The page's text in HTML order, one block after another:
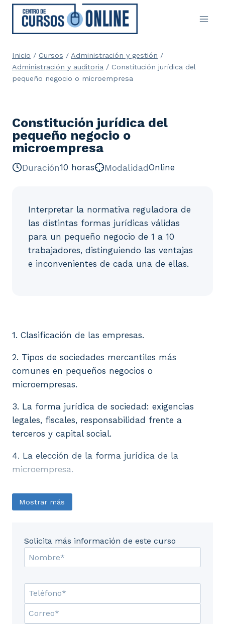
Saltar
contenido
Inicio / Cursos / Administración y gestión /
Administración y auditoria / Constitución jurídica del
pequeño negocio o microempresa
Constitución jurídica del
pequeño negocio o
microempresa
Duración10 horas ModalidadOnline
Interpretar la normativa reguladora de
las distintas formas jurídicas válidas
para un pequeño negocio de 1 a 10
trabajadores, distinguiendo las ventajas
e inconvenientes de cada una de ellas.
1. Clasificación de las empresas.
2. Tipos de sociedades mercantiles más
comunes en pequeños negocios o
microempresas.
3. La forma jurídica de sociedad: exigencias
legales, fiscales, responsabilidad frente a
terceros y capital social.
4. La elección de la forma jurídica de la
microempresa.
Mostrar más
Solicita más información de este curso